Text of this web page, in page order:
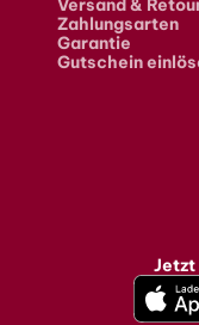
Zahlungsarten
Garantie
Gutschein
Jetzt